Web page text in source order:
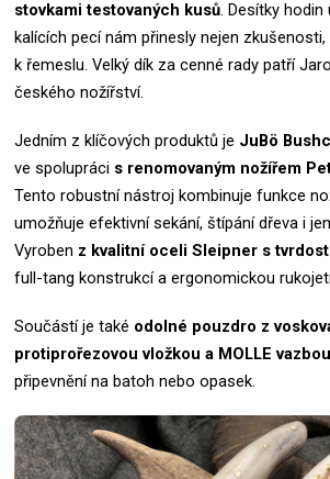
stovkami testovaných kusů. Desítky hodin
kalících pecí nám přinesly nejen
k řemeslu. Velký dík za cenné rady patří
českého nožířství.
Jedním z klíčových produktů je JuBö
ve spolupráci s renomovaným nožířem
Tento robustní nástroj kombinuje funkce
umožňuje efektivní sekání, štípání dřeva i
Vyroben z kvalitní oceli Sleipner s
full-tang konstrukcí a ergonomickou
Součástí je také odolné pouzdro z
protiprořezovou vložkou a MOLLE vazbou
připevnění na batoh nebo opasek.